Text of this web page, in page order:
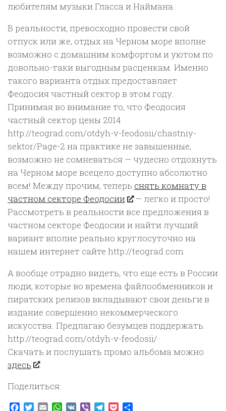
любителям музыки Гласса и Наймана.
В реальности, превосходно провести свой
отпуск или же, отдых на Черном море вполне
возможно с домашним комфортом и уютом по
довольно-таки выгодным расценкам. Именно
такого варианта отдых предоставляет
Феодосия частный сектор в этом году.
Принимая во внимание то, что Феодосия
частный сектор цены 2014
http://teograd.com/otdyh-v-feodosii/chastniy-
sektor/Page-2 на практике не завышенные,
возможно не сомневаться — чудесно отдохнуть
на Черном море всецело доступно абсолютно
всем! Между прочим, теперь снять комнату в
частном секторе Феодосии
— легко и просто!
Рассмотреть в реальности все предложения в
частном секторе Феодосии и найти лучший
вариант вполне реально круглосуточно на
нашем интернет сайте http://teograd.com
А вообще отрадно видеть, что еще есть в России
люди, которые во времена файлообменников и
пиратских релизов вкладывают свои деньги в
издание совершенно некоммерческого
искусства. Предлагаю безумцев поддержать.
http://teograd.com/otdyh-v-feodosii/
Скачать и послушать промо альбома можно
здесь
.
Поделиться:
Facebook
TwitterEmailWhatsApp
VK ViberTelegram
Pocket